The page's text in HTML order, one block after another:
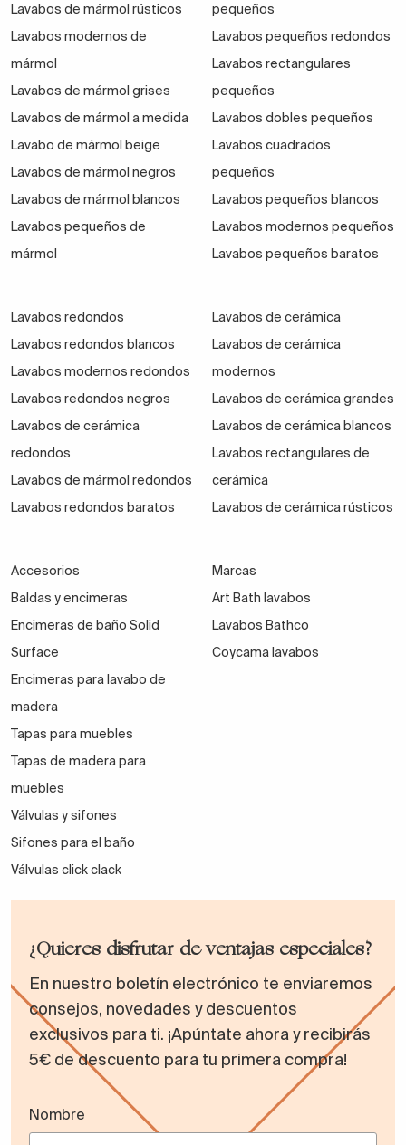
Lavabos de mármol rústicos
Lavabos modernos de
mármol
Lavabos de mármol grises
Lavabos de mármol a medida
Lavabo de mármol beige
Lavabos de mármol negros
Lavabos de mármol blancos
Lavabos pequeños de
mármol
pequeños
Lavabos pequeños redondos
Lavabos rectangulares
pequeños
Lavabos dobles pequeños
Lavabos cuadrados
pequeños
Lavabos pequeños blancos
Lavabos modernos pequeños
Lavabos pequeños baratos
Lavabos redondos
Lavabos redondos blancos
Lavabos modernos redondos
Lavabos redondos negros
Lavabos de cerámica
redondos
Lavabos de mármol redondos
Lavabos redondos baratos
Lavabos de cerámica
Lavabos de cerámica
modernos
Lavabos de cerámica grandes
Lavabos de cerámica blancos
Lavabos rectangulares de
cerámica
Lavabos de cerámica rústicos
Accesorios
Baldas y encimeras
Encimeras de baño Solid
Surface
Encimeras para lavabo de
madera
Tapas para muebles
Tapas de madera para
muebles
Válvulas y sifones
Sifones para el baño
Válvulas click clack
Marcas
Art Bath lavabos
Lavabos Bathco
Coycama lavabos
¿Quieres disfrutar de ventajas especiales?
En nuestro boletín electrónico te enviaremos
consejos, novedades y descuentos
exclusivos para ti. ¡Apúntate ahora y recibirás
5€ de descuento para tu primera compra!
Nombre